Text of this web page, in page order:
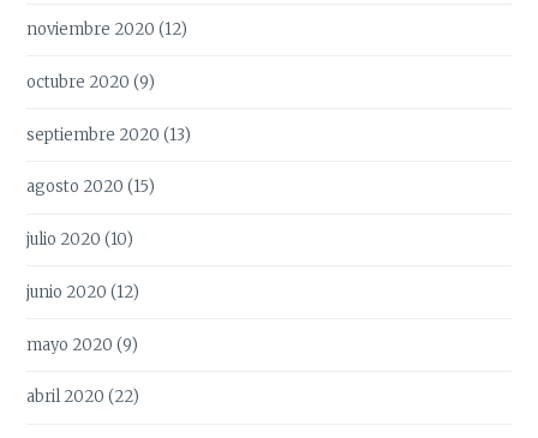
noviembre 2020 (12)
octubre 2020 (9)
septiembre 2020 (13)
agosto 2020 (15)
julio 2020 (10)
junio 2020 (12)
mayo 2020 (9)
abril 2020 (22)